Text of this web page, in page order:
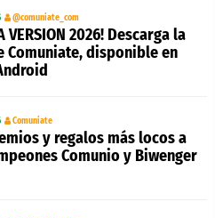
@comuniate_com
VERSION 2026! Descarga la
Comuniate, disponible en
Comuniate
y regalos más locos a
Comunio y Biwenger